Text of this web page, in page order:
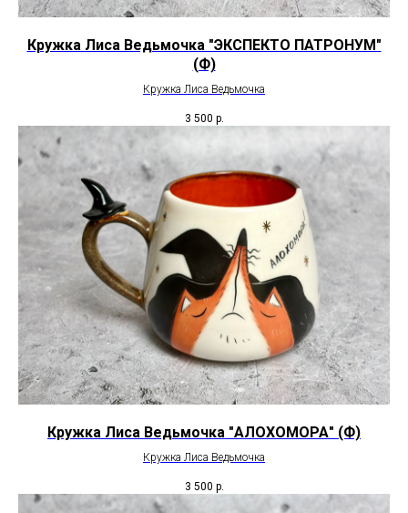
Кружка Лиса Ведьмочка "ЭКСПЕКТО ПАТРОНУМ"
(Ф)
Кружка Лиса Ведьмочка
3 500 р.
Кружка Лиса Ведьмочка "АЛОХОМОРА" (Ф)
Кружка Лиса Ведьмочка
3 500 р.